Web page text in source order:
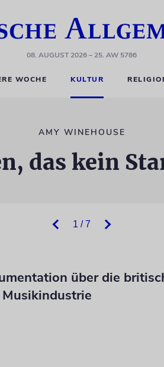
08. AUGUST 2026– 25. AW 5786
WOCHE KULTUR
AMY WINEHOUSE
das kein
1 / 7
über die